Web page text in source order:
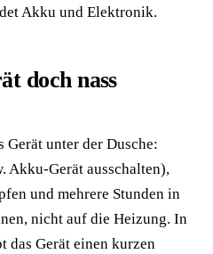
Akku und Elektronik.
doch nass
Gerät unter der Dusche:
Akku-Gerät ausschalten),
und mehrere Stunden in
nicht auf die Heizung. In
das Gerät einen kurzen